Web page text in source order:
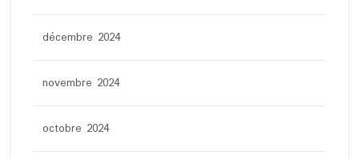
décembre 2024
novembre 2024
octobre 2024